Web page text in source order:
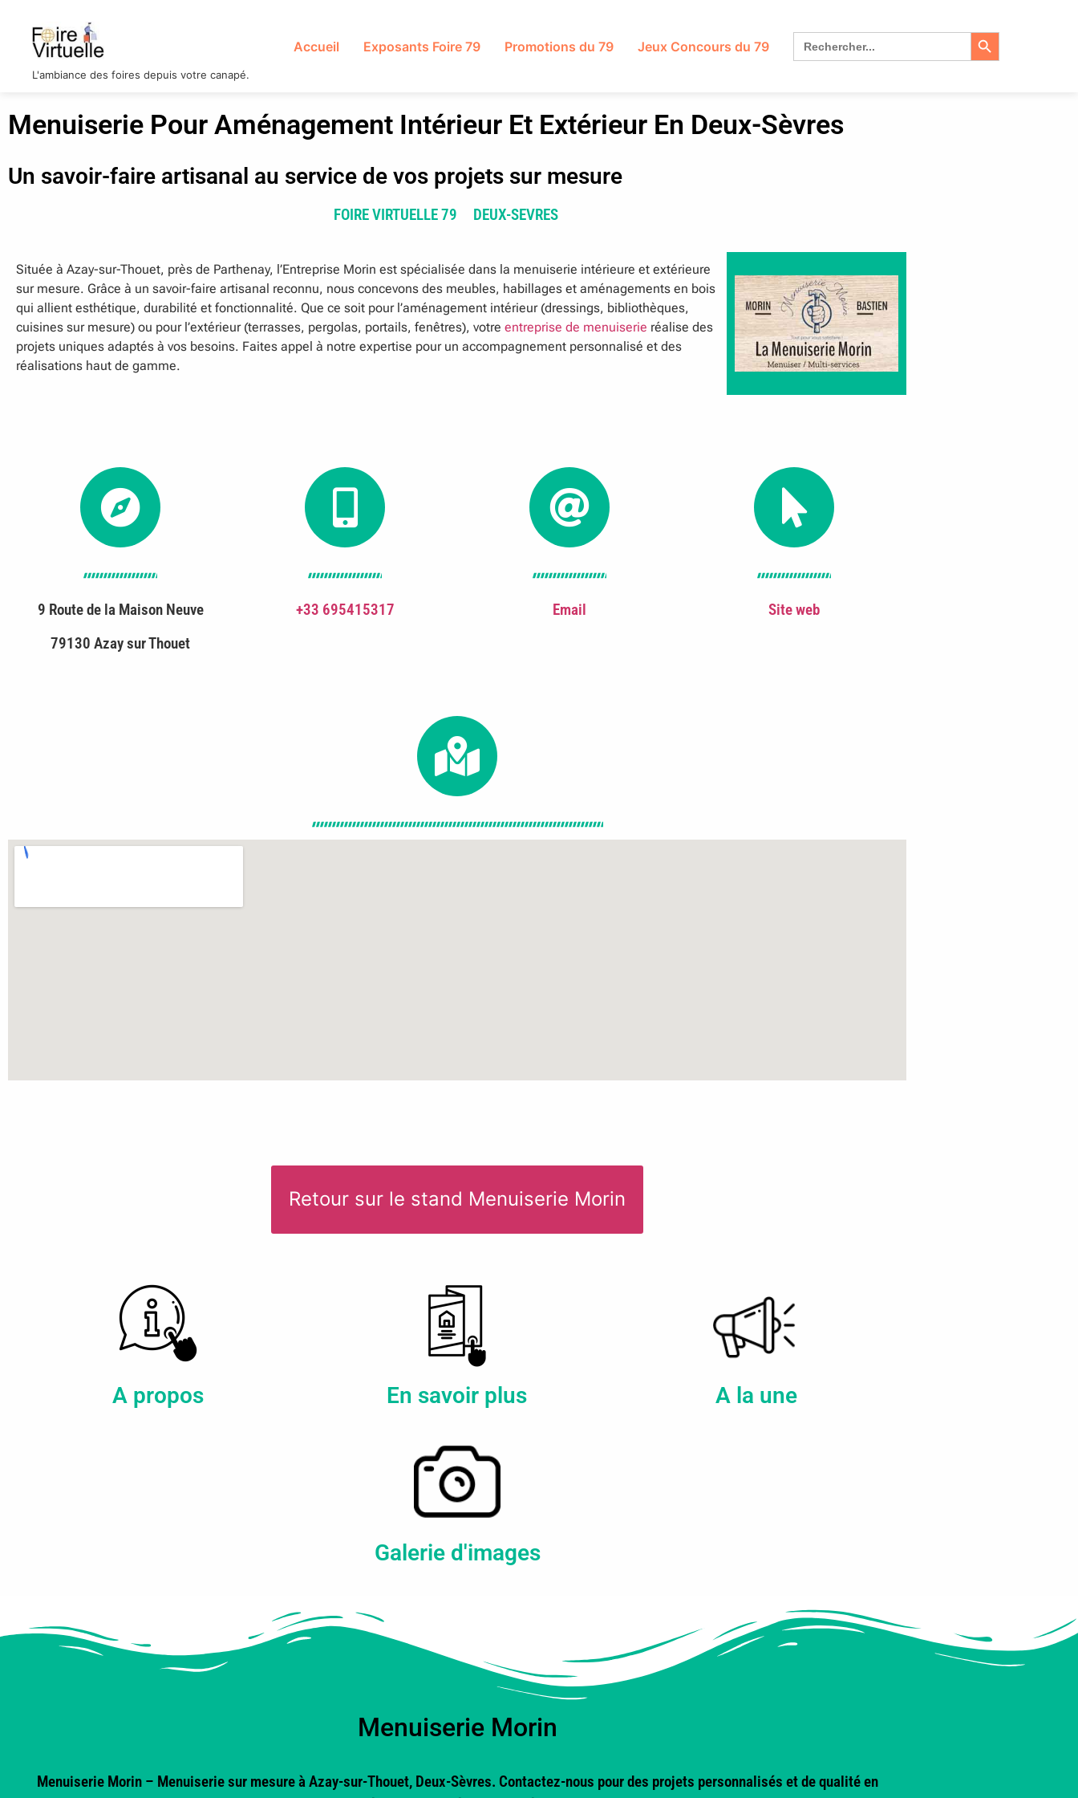
L'ambiance des foires depuis votre canapé.
Accueil Exposants Foire 79 Promotions du 79 Jeux Concours du 79
Search
for:
Search Button
Menuiserie Pour Aménagement Intérieur Et Extérieur En Deux-Sèvres
Un savoir-faire artisanal au service de vos projets sur mesure
FOIRE VIRTUELLE 79 DEUX-SEVRES
Située à Azay-sur-Thouet, près de Parthenay, l’Entreprise Morin est spécialisée dans la menuiserie intérieure et extérieure
sur mesure. Grâce à un savoir-faire artisanal reconnu, nous concevons des meubles, habillages et aménagements en bois
qui allient esthétique, durabilité et fonctionnalité. Que ce soit pour l’aménagement intérieur (dressings, bibliothèques,
cuisines sur mesure) ou pour l’extérieur (terrasses, pergolas, portails, fenêtres), votre entreprise de menuiserie réalise des
projets uniques adaptés à vos besoins. Faites appel à notre expertise pour un accompagnement personnalisé et des
réalisations haut de gamme.
9 Route de la Maison Neuve
79130 Azay sur Thouet
+33 695415317 Email Site web
Retour sur le stand Menuiserie Morin
A propos En savoir plus A la une
Galerie d'images
Menuiserie Morin
Menuiserie Morin – Menuiserie sur mesure à Azay-sur-Thouet, Deux-Sèvres. Contactez-nous pour des projets personnalisés et de qualité en